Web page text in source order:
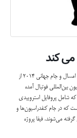
می کند
فيفا تصميم دارد به منظور مبارزه با دوپينگ در جام كنفدراسيون‌هاي امسال و جام جهاني 2014 از
بين‌المللي فوتبال آمده
شامل پروفايل استروييدي
كه در جام كنفدراسيون‌ها و
مي‌شوند. فيفا پروژه